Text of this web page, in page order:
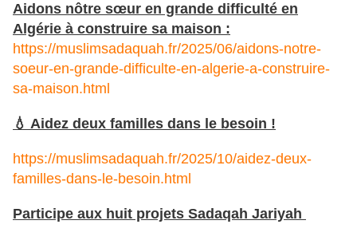
Aidons nôtre sœur en grande difficulté en
Algérie à construire sa maison :
https://muslimsadaquah.fr/2025/06/aidons-notre-
soeur-en-grande-difficulte-en-algerie-a-construire-
sa-maison.html
💧 Aidez deux familles dans le besoin !
https://muslimsadaquah.fr/2025/10/aidez-deux-
familles-dans-le-besoin.html
Participe aux huit projets Sadaqah Jariyah